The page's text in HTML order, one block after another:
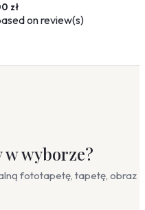
zł
onreview(s)
wyborze?
fototapetę, tapetę, obraz